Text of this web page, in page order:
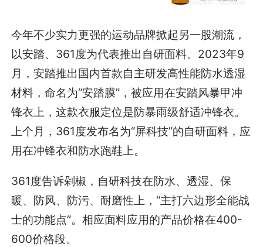
今年不少实力更强的运动品牌掀起另一股潮流，
以安踏、361度为代表推出自研面料。2023年9
月，安踏推出国内首款自主研发高性能防水透湿
材料，命名为“安踏膜”，被应用在安踏风暴甲冲
锋衣上，这款衣服定位是防暴雨级舒适冲锋衣。
上个月，361度发布名为“屏科技”的自研面料，应
用在冲锋衣和防水跑鞋上。
361度告诉剁椒，自研科技在防水、透湿、保
暖、防风、防污、耐磨性上，“主打六边形全能战
士的功能点”。相应面料应用的产品价格在400-
600价格段。